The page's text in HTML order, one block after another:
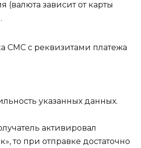
(валюта зависит от карты
СМС с реквизитами платежа
указанных данных.
активировал
то при отправке достаточно